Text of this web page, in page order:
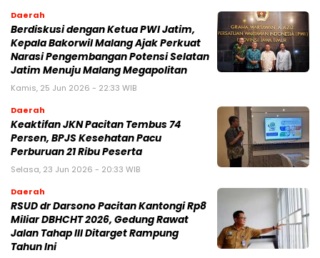
Daerah
Berdiskusi dengan Ketua PWI Jatim,
Kepala Bakorwil Malang Ajak Perkuat
Narasi Pengembangan Potensi Selatan
Jatim Menuju Malang Megapolitan
Kamis, 25 Jun 2026 - 22:33 WIB
Daerah
Keaktifan JKN Pacitan Tembus 74
Persen, BPJS Kesehatan Pacu
Perburuan 21 Ribu Peserta
Selasa, 23 Jun 2026 - 20:33 WIB
Daerah
RSUD dr Darsono Pacitan Kantongi Rp8
Miliar DBHCHT 2026, Gedung Rawat
Jalan Tahap III Ditarget Rampung
Tahun Ini